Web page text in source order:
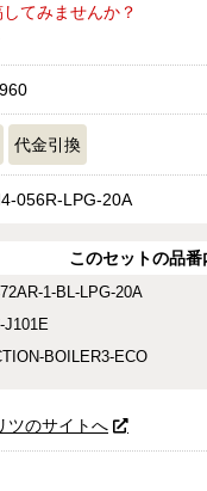
てみませんか？
代金引換
056R-LPG-20A
このセットの品番
1-BL-LPG-20A
J101E
BOILER3-ECO
ツのサイトへ